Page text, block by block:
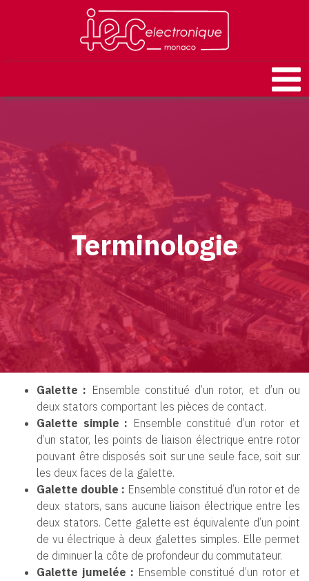
Terminologie
Galette : Ensemble constitué d’un rotor, et d’un ou
deux stators comportant les pièces de contact.
Galette simple : Ensemble constitué d’un rotor et
d’un stator, les points de liaison électrique entre rotor
pouvant être disposés soit sur une seule face, soit sur
les deux faces de la galette.
Galette double : Ensemble constitué d’un rotor et de
deux stators, sans aucune liaison électrique entre les
deux stators. Cette galette est équivalente d’un point
de vu électrique à deux galettes simples. Elle permet
de diminuer la côte de profondeur du commutateur.
Galette jumelée : Ensemble constitué d’un rotor et